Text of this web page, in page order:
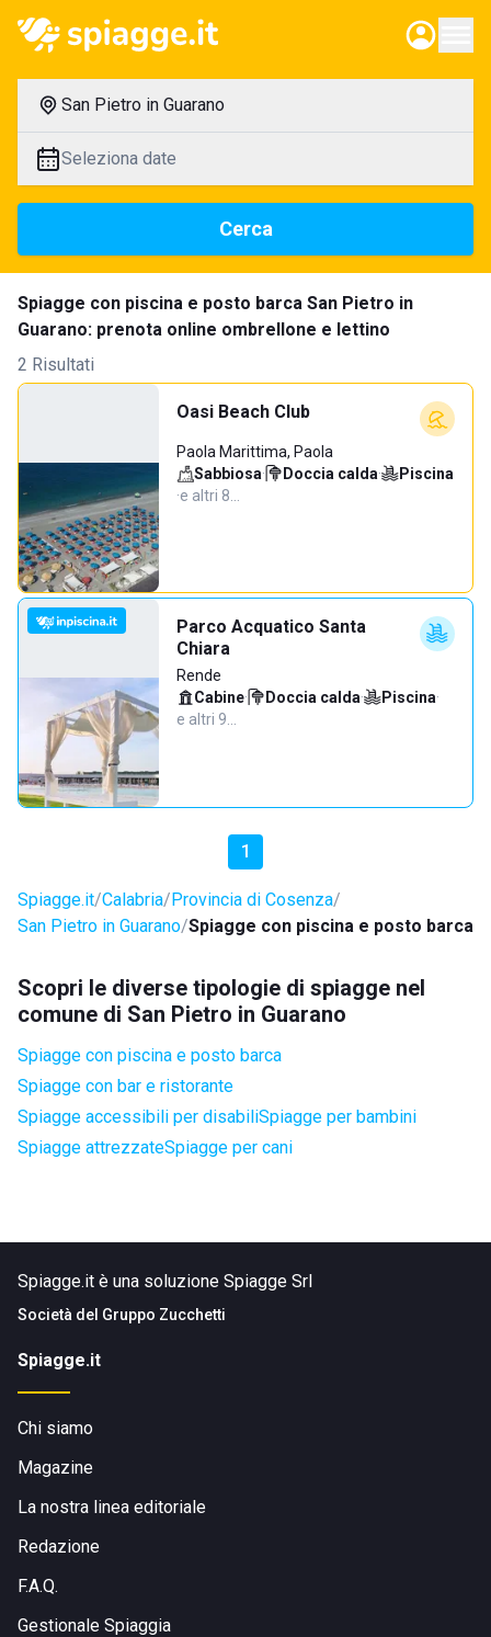
San Pietro in Guarano
Seleziona date
Cerca
Spiagge con piscina e posto barca San Pietro in
Guarano: prenota online ombrellone e lettino
2 Risultati
Oasi Beach Club
Paola Marittima, Paola
Sabbiosa· Doccia calda·
Piscina
·e altri 8…
Parco Acquatico Santa
Chiara
Rende
Cabine· Doccia calda· Piscina·
e altri 9…
1
Spiagge.it Calabria Provincia di Cosenza
San Pietro in Guarano Spiagge con piscina e posto barca
Scopri le diverse tipologie di spiagge nel
comune di San Pietro in Guarano
Spiagge con piscina e posto barca
Spiagge con bar e ristorante
Spiagge accessibili per disabiliSpiagge per bambini
Spiagge attrezzateSpiagge per cani
Spiagge.it è una soluzione Spiagge Srl
Società del Gruppo Zucchetti
Spiagge.it
Chi siamo
Magazine
La nostra linea editoriale
Redazione
F.A.Q.
Gestionale Spiaggia